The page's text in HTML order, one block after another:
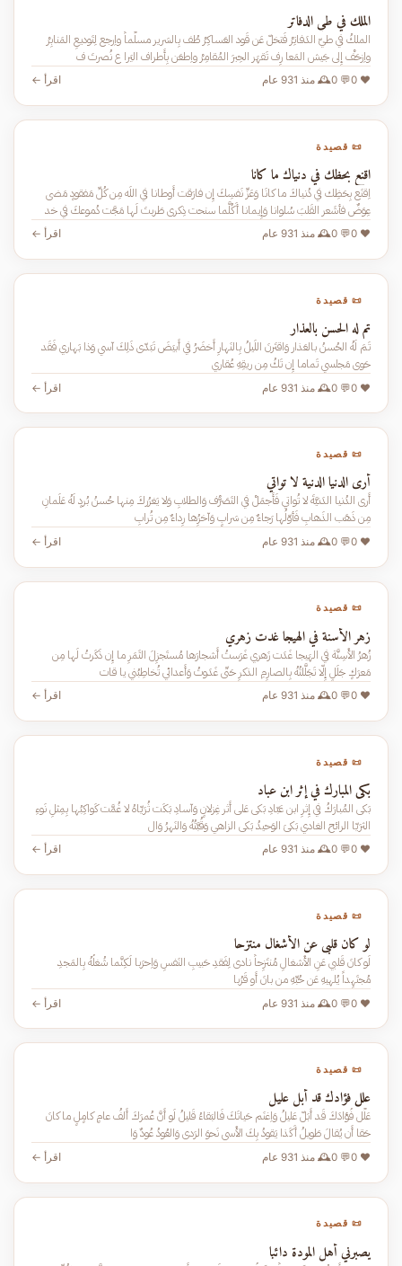
الملك في طي الدفاتر
الملكُ في طيّ الدَفاتِرْ فَتخلّ عَن قَود العَساكِرْ طُف بِالسَرير مسلِّماً واِرجع لِتَوديعِ المَنابِرْ
واِزحَفْ إِلى جَيش المَعا رِف تَقهَر الحِبرَ المُقامِرْ واِطعَن بِأَطراف اليَرا ع نُصرتَ ف
❤️ 0
💬 0 🕰️ منذ 931 عام اقرأ ←
📜 قصيدة
اقنع بحظك في دنياك ما كانا
اِقنَع بِحَظِك في دُنياكَ ما كانَا وَعَزِّ نَفسِكَ إِن فارَقت أَوطانا في اللَه مِن كُلِّ مَفقودٍ مَضى
عِوَضٌ فأشَعر القَلبَ سُلوانا وَإِيمانا أَكُلَّما سنحت ذِكرى طَربتَ لَها مَجَّت دُموعكَ في خد
❤️ 0
💬 0 🕰️ منذ 931 عام اقرأ ←
📜 قصيدة
تم له الحسن بالعذار
تَمَ لَهُ الحُسنُ بالعَذار وَاقتَرنَ اللَيلُ بِالنَهارِ أَخضَرُ في أَبيَضَ تَبَدّى ذَلِكَ آسي وَذا بَهاري فَقَد
حَوى مَجلسي تَماما إِن تَكُ مِن ريقِهِ عُقاري
❤️ 0
💬 0 🕰️ منذ 931 عام اقرأ ←
📜 قصيدة
أرى الدنيا الدنية لا تواتي
أَرى الدُنيا الدَنيَّةَ لا تُواتي فَأَجمَلْ في التَصَرُّف وَالطلابِ وَلا يَغرُركَ مِنها حُسنُ بُردٍ لَهُ عَلَمانِ
مِن ذَهَب الذَهابِ فَأوّلُها رَجاءٌ مِن سَرابٍ وَآخرُِها رِداءٌ مِن تُرابِ
❤️ 0
💬 0 🕰️ منذ 931 عام اقرأ ←
📜 قصيدة
زهر الأسنة في الهيجا غدت زهري
زُهرُ الأَسِنَّة في الهَيجا غَدَت زَهري غَرَستُ أَشجارَها مُستَجزِلَ الثَمَرِ ما إِن ذَكَرتُ لَها مِن
مَعرَكٍ جَلَلٍ إِلّا تَجَلَّلتُهُ بِالصارِمِ الذكرِ حَتّى غَدَوتُ وَأَعدائي تُخاطِبُني يا قات
❤️ 0
💬 0 🕰️ منذ 931 عام اقرأ ←
📜 قصيدة
بكى المبارك في إثر ابن عباد
بَكى المُبارَكُ في إِثرِ ابن عَبّادِ بَكى عَلى أَثر غِزلانٍ وَآسادِ بَكَت ثُرَيّاهُ لا غُمَّت كَواكِبُها بِمِثلِ نَوءِ
الثرَيّا الرائح الغادي بَكىَ الوَحيدُ بَكى الزاهي وَقُبَّتُهُ وَالنَهرُ وَال
❤️ 0
💬 0 🕰️ منذ 931 عام اقرأ ←
📜 قصيدة
لو كان قلبي عن الأشغال منتزحا
لَو كانَ قَلبي عَنِ الأَشغالِ مُنتَزِحاً نادى لِفَقدِ حَبيبِ النَفسِ وَاِحرَبا لَكِنَّما شُغلُهُ بِالمَجدِ
مُجتَهِداً يُلهيهِ عَن حُبِّهِ من بانَ أَو قَرُبا
❤️ 0
💬 0 🕰️ منذ 931 عام اقرأ ←
📜 قصيدة
علل فؤادك قد أبل عليل
عَلِّل فُؤادَكَ قَد أَبَلّ عَليلُ وَاِغنَم حَياتَكَ فَالبَقاءُ قَليلُ لَو أَنَّ عُمرَكَ أَلفُ عامٍ كامٍلٍ ما كانَ
حَقا أَن يُقالَ طَويلُ أَكَذا يَقودُ بِكَ الأَسى نَحوَ الرَدى وَالعُودُ عُودٌ وَا
❤️ 0
💬 0 🕰️ منذ 931 عام اقرأ ←
📜 قصيدة
يصبرني أهل المودة دائبا